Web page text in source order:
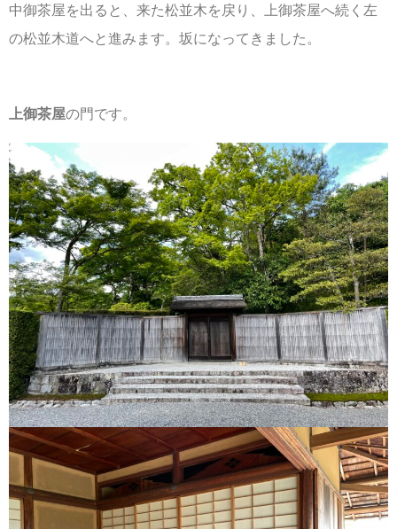
中御茶屋を出ると、来た松並木を戻り、上御茶屋へ続く左
の松並木道へと進みます。坂になってきました。
上御茶屋の門です。